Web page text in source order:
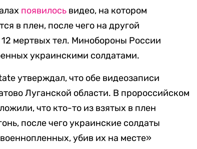
появилось видео, на котором
в плен, после чего на другой
мертвых тел. Минобороны России
украинскими солдатами.
утверждал, что обе видеозаписи
Луганской области. В пророссийском
что кто-то из взятых в плен
после чего украинские солдаты
убив их на месте»